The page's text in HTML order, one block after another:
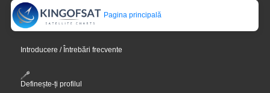
Pagina principală
Introducere / Întrebări frecvente
Definește-ți profilul